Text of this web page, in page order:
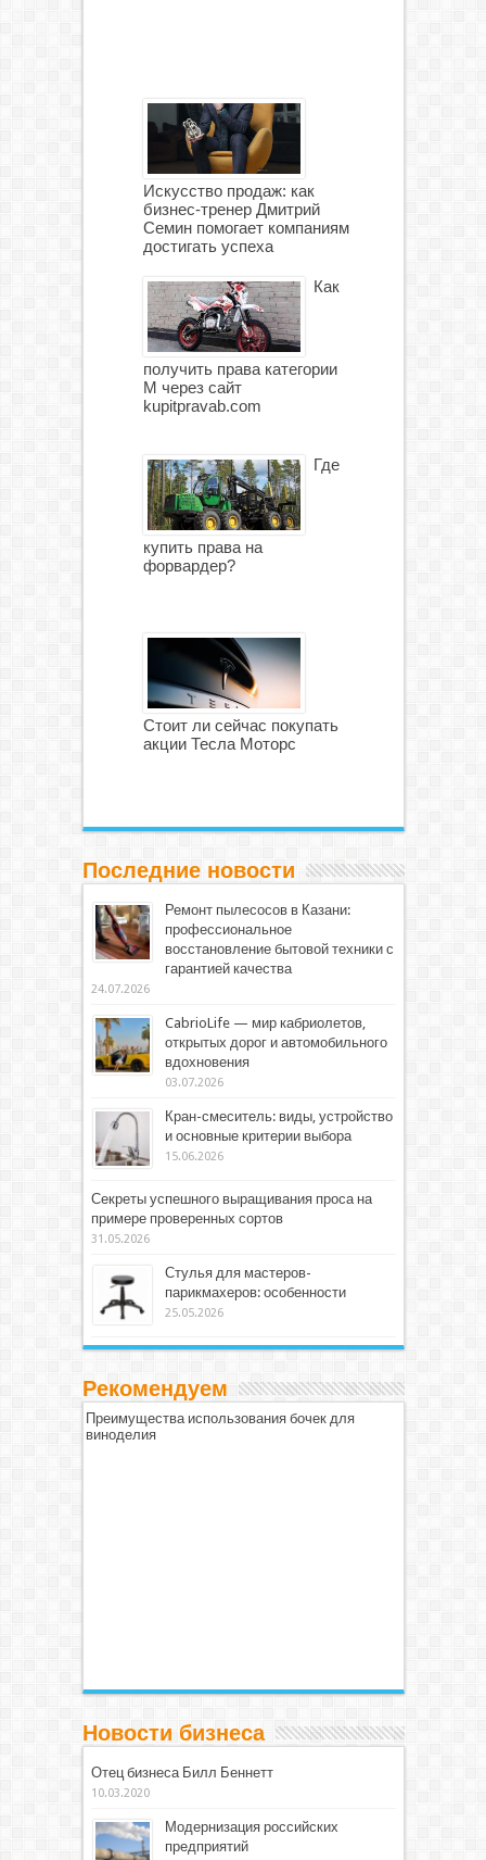
Искусство продаж: как
бизнес-тренер Дмитрий
Семин помогает компаниям
достигать успеха
Как
получить права категории
М через сайт
kupitpravab.com
Где
купить права на
форвардер?
Стоит ли сейчас покупать
акции Тесла Моторс
Последние новости
Ремонт пылесосов в Казани:
профессиональное
восстановление бытовой техники с
гарантией качества
24.07.2026
CabrioLife — мир кабриолетов,
открытых дорог и автомобильного
вдохновения
03.07.2026
Кран-смеситель: виды, устройство
и основные критерии выбора
15.06.2026
Секреты успешного выращивания проса на
примере проверенных сортов
31.05.2026
Стулья для мастеров-
парикмахеров: особенности
25.05.2026
Рекомендуем
Преимущества использования бочек для
виноделия
Новости бизнеса
Отец бизнеса Билл Беннетт
10.03.2020
Модернизация российских
предприятий